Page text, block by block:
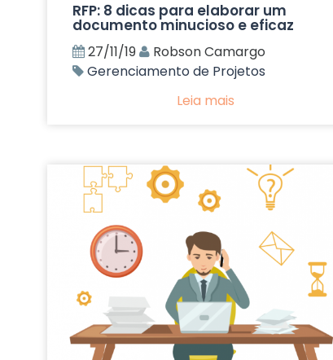
RFP: 8 dicas para elaborar um
documento minucioso e eficaz
27/11/19
Robson Camargo
Gerenciamento de Projetos
Leia mais